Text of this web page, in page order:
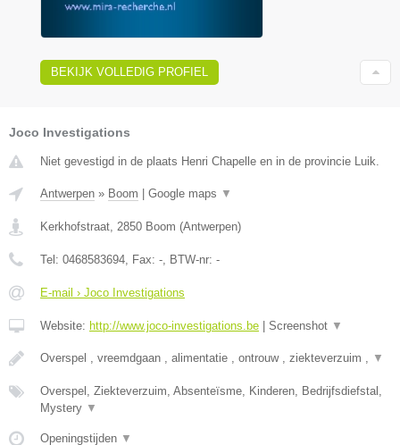
BEKIJK VOLLEDIG PROFIEL
Joco Investigations
Niet gevestigd in de plaats Henri Chapelle en in de provincie Luik.
Antwerpen » Boom Google maps ▼
Kerkhofstraat 2850 Boom (Antwerpen)
Tel: 0468583694 , Fax: - , BTW-nr: -
E-mail › Joco Investigations
Website: http://www.joco-investigations.be Screenshot ▼
Overspel , vreemdgaan , alimentatie , ontrouw , ziekteverzuim , ▼
Overspel, Ziekteverzuim, Absenteïsme, Kinderen, Bedrijfsdiefstal,
Mystery ▼
Openingstijden ▼